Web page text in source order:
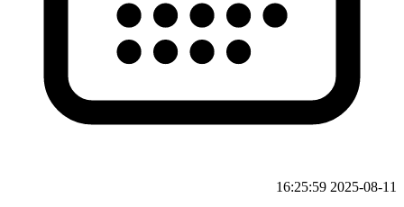
2025-08-11 16:25:59